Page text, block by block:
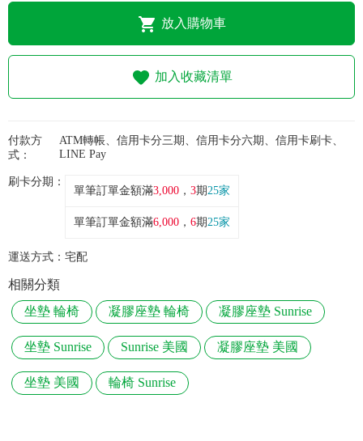
放入購物車
加入收藏清單
付款方
式：
ATM轉帳、信用卡分三期、信用卡分六期、信用卡刷卡、
LINE Pay
刷卡分期：
單筆訂單金額滿3,000 ， 3期25家
單筆訂單金額滿6,000 ， 6期25家
運送方式： 宅配
相關分類
坐墊 輪椅
凝膠座墊 輪椅 凝膠座墊 Sunrise
坐墊 Sunrise Sunrise 美國 凝膠座墊 美國
坐墊 美國 輪椅 Sunrise